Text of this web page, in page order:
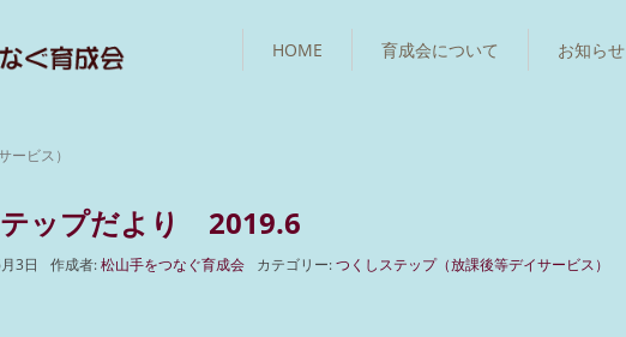
HOME 育成会について お知らせ
ービス）
ップだより 2019.6
3日 作成者:松山手をつなぐ育成会 カテゴリー:つくしステップ（放課後等デイサービス）